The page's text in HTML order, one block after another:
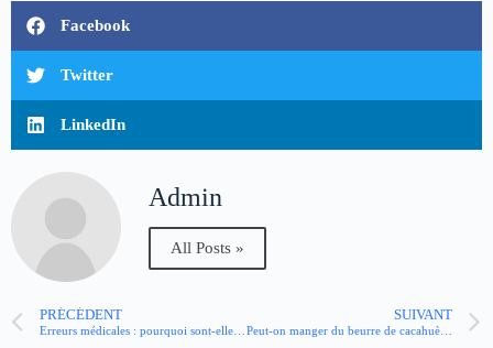
Facebook
Twitter
LinkedIn
Admin
All Posts »
PRÉCÉDENT SUIVANT
Peut-on manger du beurre de cacahuète quand on a du cholestérol ?